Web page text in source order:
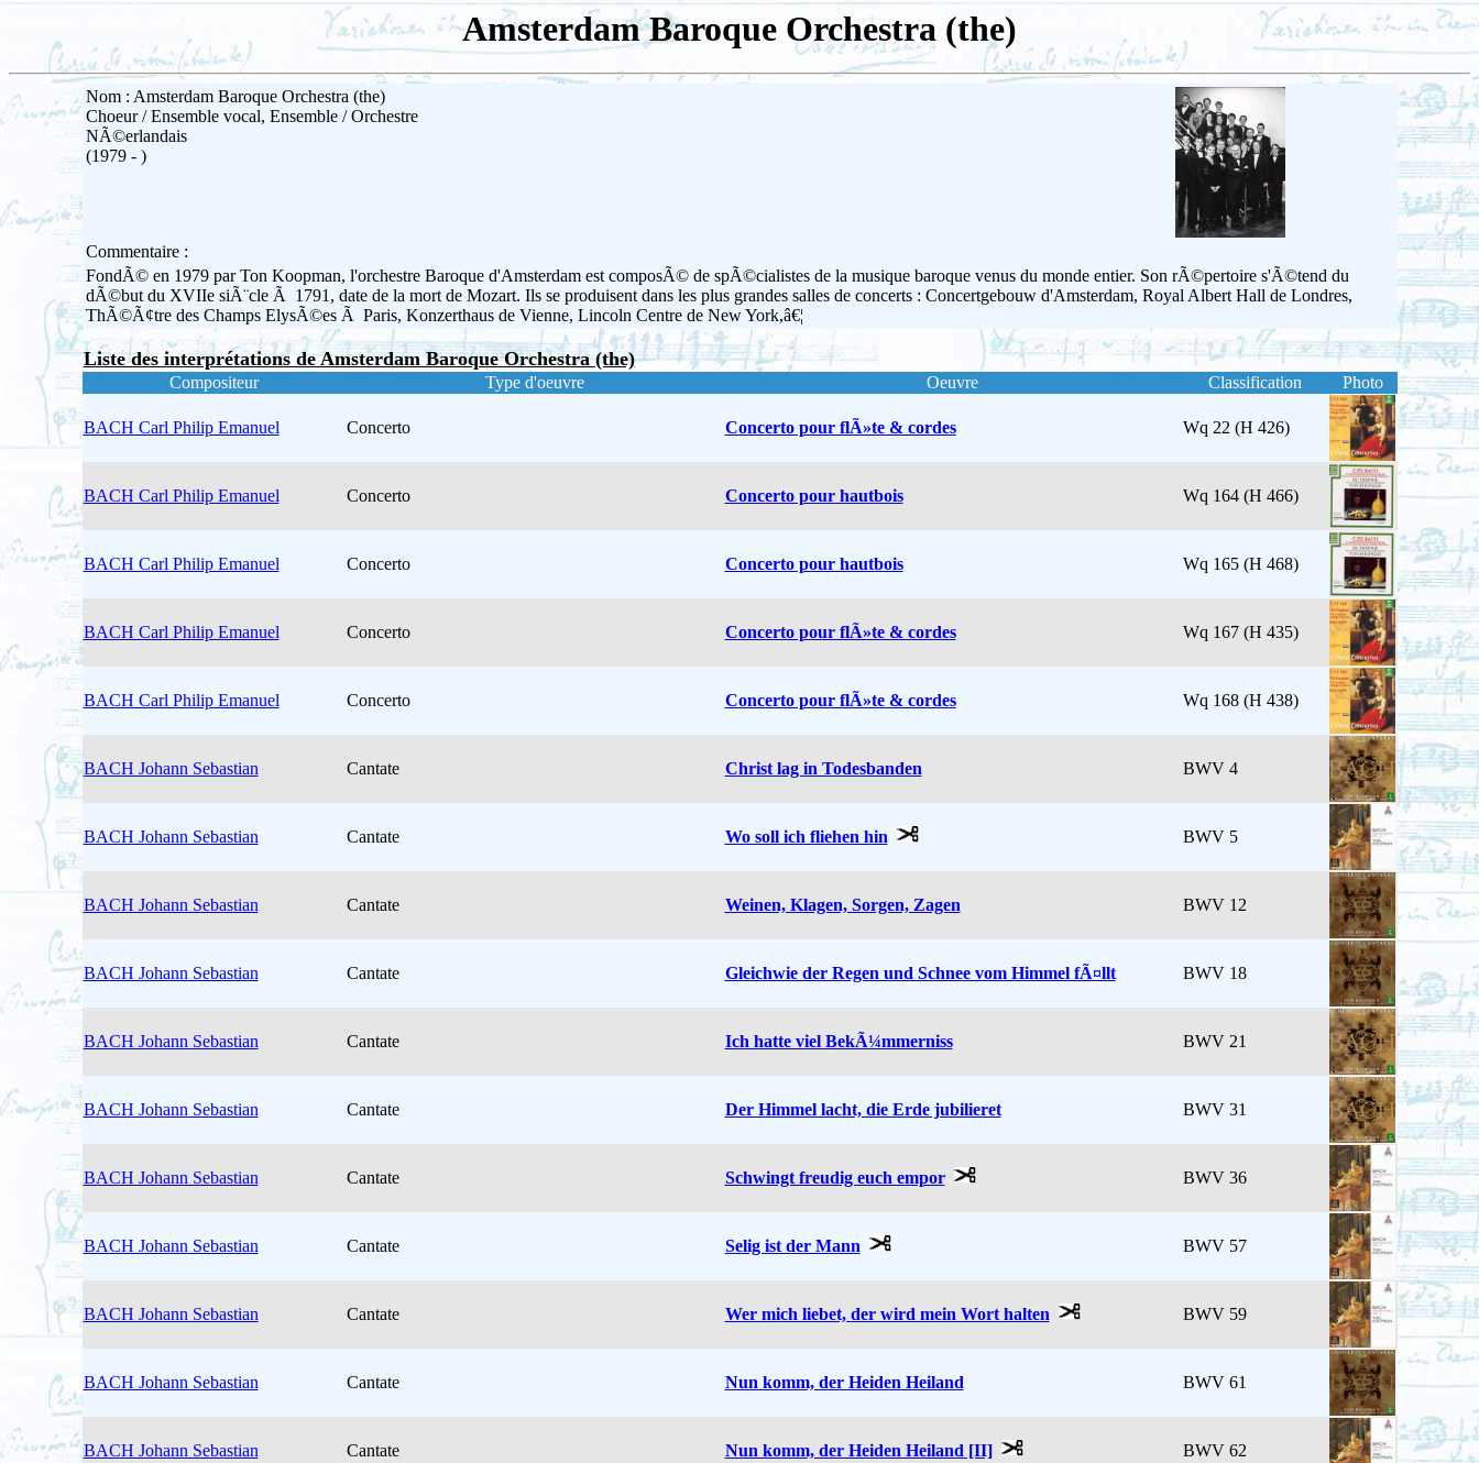
Amsterdam Baroque Orchestra (the)
Nom : Amsterdam Baroque Orchestra (the)
Choeur / Ensemble vocal, Ensemble / Orchestre
NÃ©erlandais
(1979 - )
Commentaire :
FondÃ© en 1979 par Ton Koopman, l'orchestre Baroque d'Amsterdam est composÃ© de spÃ©cialistes de la musique baroque venus du monde entier. Son rÃ©pertoire s'Ã©tend du
dÃ©but du XVIIe siÃ¨cle Ã 1791, date de la mort de Mozart. Ils se produisent dans les plus grandes salles de concerts : Concertgebouw d'Amsterdam, Royal Albert Hall de Londres,
ThÃ©Ã¢tre des Champs ElysÃ©es Ã Paris, Konzerthaus de Vienne, Lincoln Centre de New York,â€¦
Liste des interprétations de Amsterdam Baroque Orchestra (the)
Compositeur Type d'oeuvre Oeuvre Classification Photo
BACH Carl Philip Emanuel Concerto Concerto pour flÃ»te & cordes Wq 22 (H 426)
BACH Carl Philip Emanuel Concerto Concerto pour hautbois Wq 164 (H 466)
BACH Carl Philip Emanuel Concerto Concerto pour hautbois Wq 165 (H 468)
BACH Carl Philip Emanuel Concerto Concerto pour flÃ»te & cordes Wq 167 (H 435)
BACH Carl Philip Emanuel Concerto Concerto pour flÃ»te & cordes Wq 168 (H 438)
BACH Johann Sebastian Cantate Christ lag in Todesbanden BWV 4
BACH Johann Sebastian Cantate Wo soll ich fliehen hin BWV 5
BACH Johann Sebastian Cantate Weinen, Klagen, Sorgen, Zagen BWV 12
BACH Johann Sebastian Cantate Gleichwie der Regen und Schnee vom Himmel fÃ¤llt BWV 18
BACH Johann Sebastian Cantate Ich hatte viel BekÃ¼mmerniss BWV 21
BACH Johann Sebastian Cantate Der Himmel lacht, die Erde jubilieret BWV 31
BACH Johann Sebastian Cantate Schwingt freudig euch empor BWV 36
BACH Johann Sebastian Cantate Selig ist der Mann BWV 57
BACH Johann Sebastian Cantate Wer mich liebet, der wird mein Wort halten BWV 59
BACH Johann Sebastian Cantate Nun komm, der Heiden Heiland BWV 61
BACH Johann Sebastian Cantate Nun komm, der Heiden Heiland [II] BWV 62